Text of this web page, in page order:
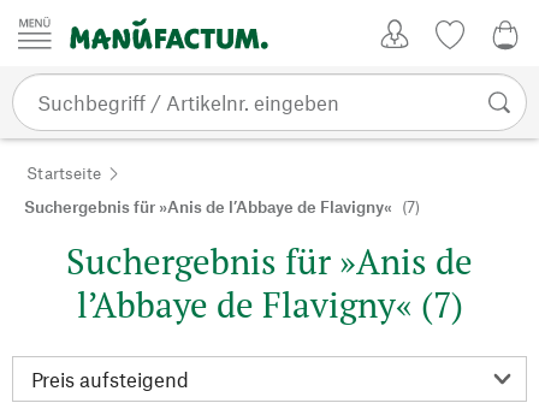
Zum Inhalt springen
Startseite
Suchergebnis für »Anis de l’Abbaye de Flavigny« (7)
Suchergebnis für »Anis de
l’Abbaye de Flavigny« (7)